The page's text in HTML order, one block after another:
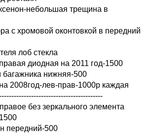
небольшая трещина в
с хромовой оконтовкой в передний
лоб стекла
диодная на 2011 год-1500
багажника нижняя-500
2008год-лев-прав-1000р каждая
без зеркального элемента
передний-500